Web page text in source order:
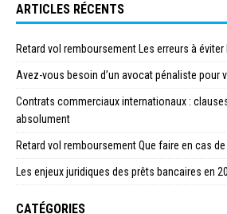
ARTICLES RÉCENTS
Retard vol remboursement Les erreurs à
Avez-vous besoin d’un avocat pénaliste pour
Contrats commerciaux internationaux :
absolument
Retard vol remboursement Que faire en cas
Les enjeux juridiques des prêts bancaires en
CATÉGORIES